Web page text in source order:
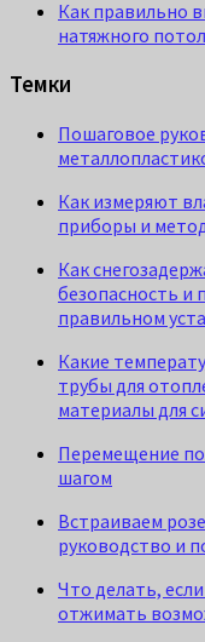
Как правильно
натяжного
Темки
Пошаговое
Как измеряют
приборы и
Как
безопасность и
правильном
Какие
трубы для
материалы для
Перемещение
шагом
Встраиваем
руководство и
Что делать,
отжимать